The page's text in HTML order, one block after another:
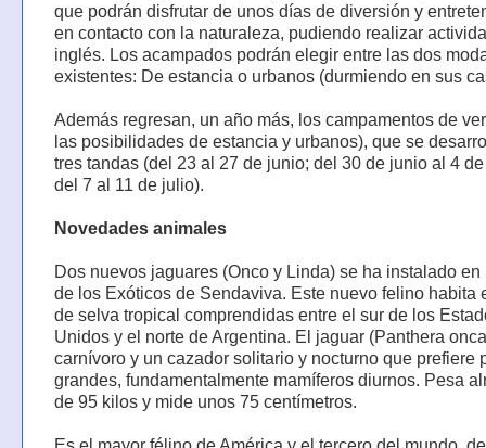
que podrán disfrutar de unos días de diversión y
en contacto con la naturaleza, pudiendo realizar
inglés. Los acampados podrán elegir entre las dos
existentes: De estancia o urbanos (durmiendo en sus
Además regresan, un año más, los campamentos de
las posibilidades de estancia y urbanos), que se
tres tandas (del 23 al 27 de junio; del 30 de junio al 4
del 7 al 11 de julio).
Novedades animales
Dos nuevos jaguares (Onco y Linda) se ha instalado en
de los Exóticos de Sendaviva. Este nuevo felino habita
de selva tropical comprendidas entre el sur de los
Unidos y el norte de Argentina. El jaguar (Panthera
carnívoro y un cazador solitario y nocturno que prefiere
grandes, fundamentalmente mamíferos diurnos. Pesa
de 95 kilos y mide unos 75 centímetros.